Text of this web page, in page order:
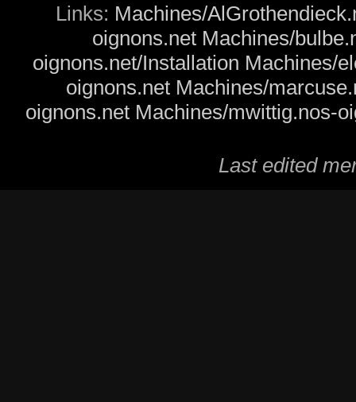
Links: Machines/
oignons.net Machines/
oignons.net/Installation Machines/
oignons.net Machines/
oignons.net Machines/mwittig.nos-
Last edited